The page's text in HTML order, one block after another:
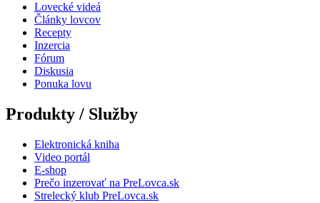
Lovecké videá
Články lovcov
Recepty
Inzercia
Fórum
Diskusia
Ponuka lovu
Produkty / Služby
Elektronická kniha
Video portál
E-shop
Prečo inzerovať na PreLovca.sk
Strelecký klub PreLovca.sk